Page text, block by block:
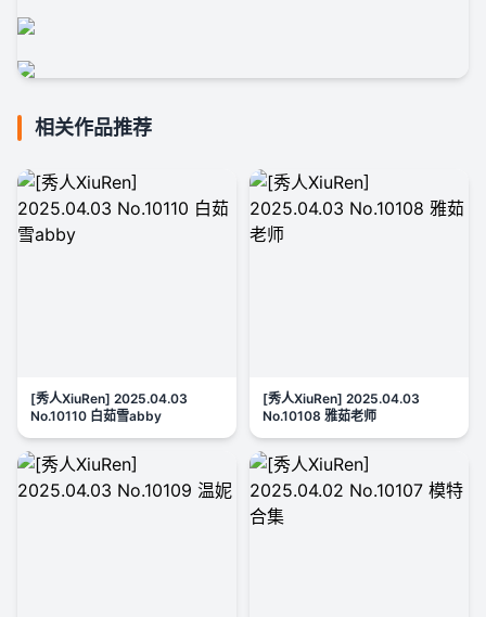
相关作品推荐
[秀人XiuRen] 2025.04.03
No.10110 白茹雪abby
[秀人XiuRen] 2025.04.03
No.10108 雅茹老师